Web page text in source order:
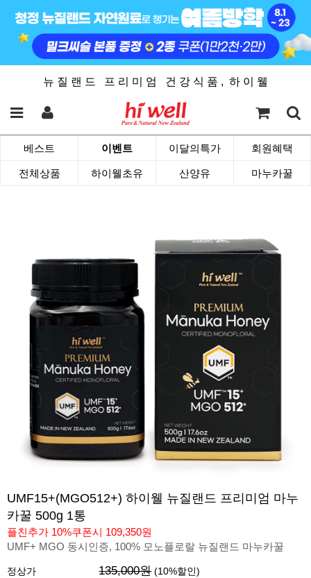
뉴 질 랜 드 프 리 미 엄 건 강 식 품 , 하 이 웰
베스트 이벤트 이달의특가 회원혜택
전체상품 하이웰초유 산양유 마누카꿀
UMF15+(MGO512+) 하이웰 뉴질랜드 프리미엄 마누
카꿀 500g 1통
플친추가 10%쿠폰시 109,350원
UMF+ MGO 동시인증, 100% 모노플로랄 뉴질랜드 마누카꿀
정상가 135,000원 (10%할인)